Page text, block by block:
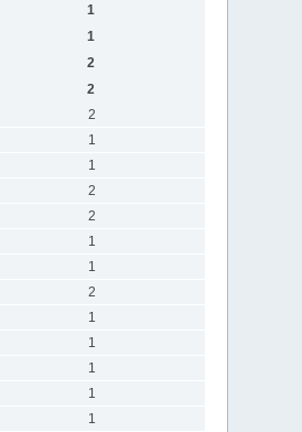
1
1
2
2
2
1
1
2
2
1
1
2
1
1
1
1
1